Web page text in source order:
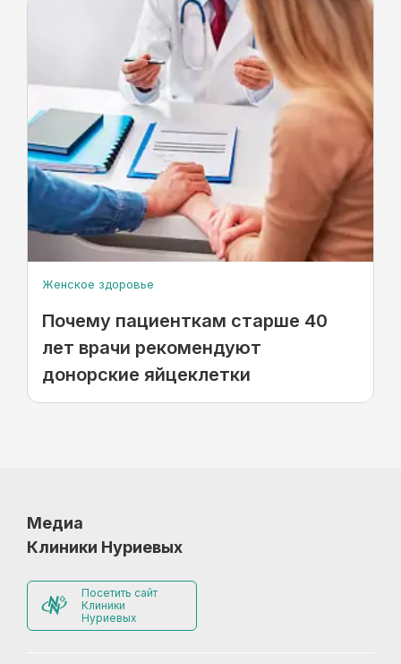
Женское здоровье
Почему пациенткам старше 40
лет врачи рекомендуют
донорские яйцеклетки
Медиа
Клиники Нуриевых
Посетить сайт
Клиники
Нуриевых